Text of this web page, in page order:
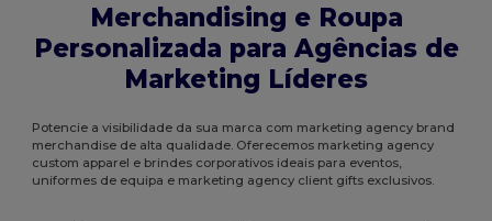
Merchandising e Roupa
Personalizada para Agências de
Marketing Líderes
Potencie a visibilidade da sua marca com marketing agency brand
merchandise de alta qualidade. Oferecemos marketing agency
custom apparel e brindes corporativos ideais para eventos,
uniformes de equipa e marketing agency client gifts exclusivos.